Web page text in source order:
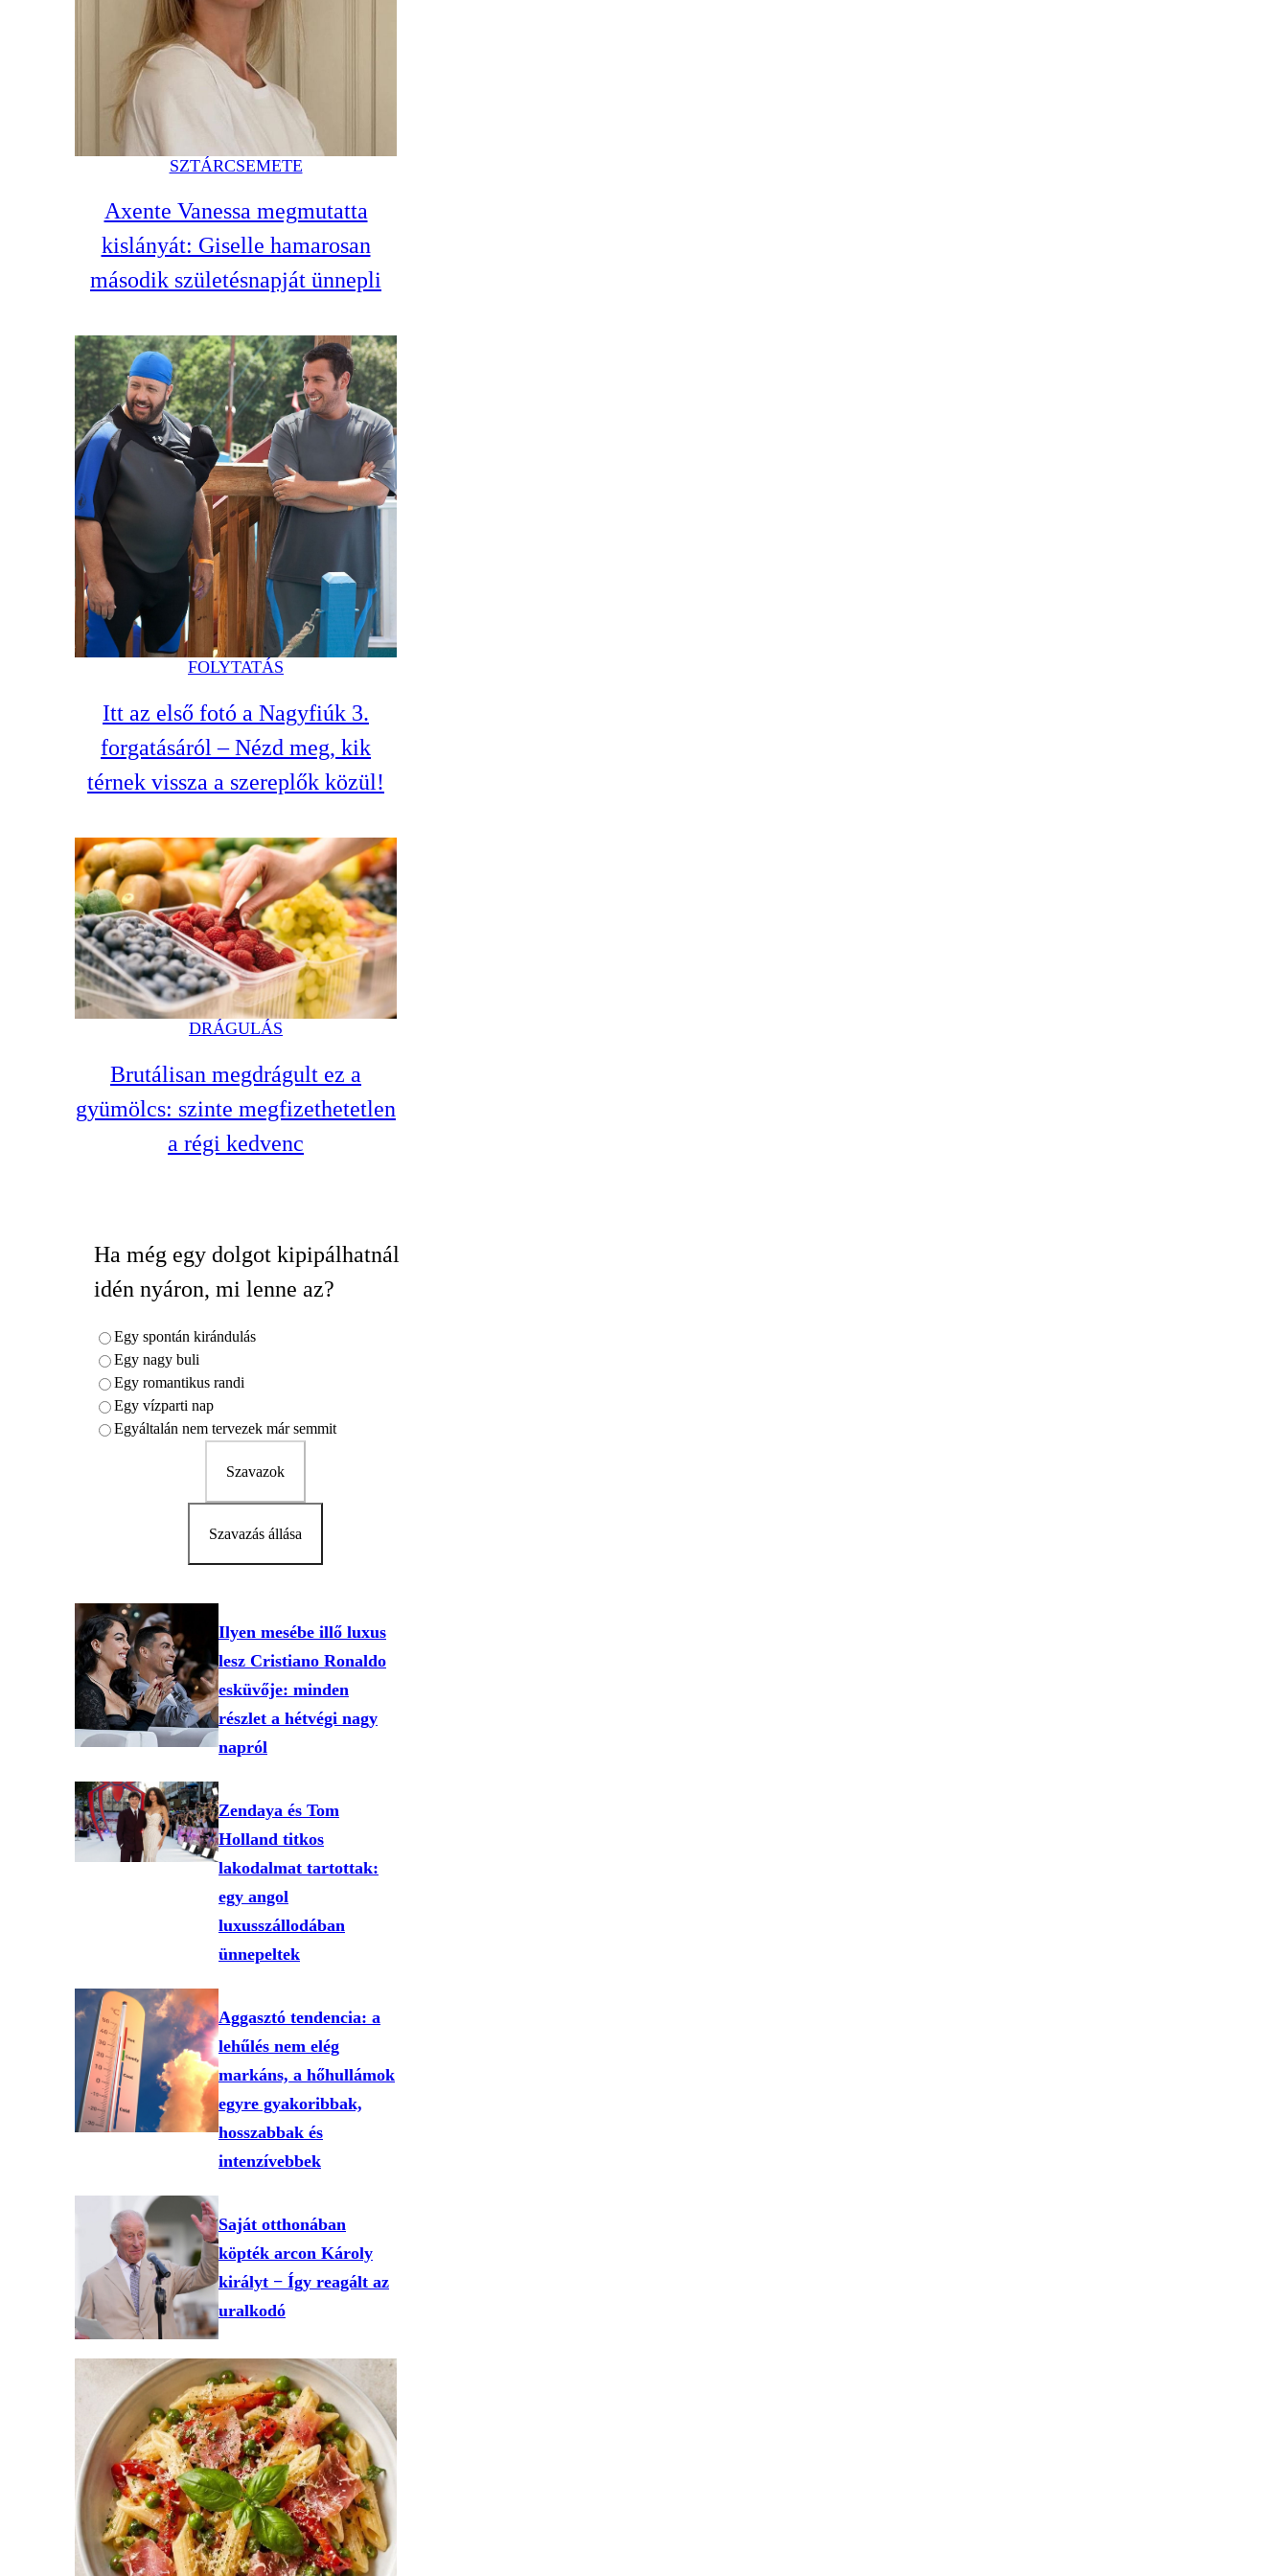
SZTÁRCSEMETE
Axente Vanessa megmutatta
kislányát: Giselle hamarosan
második születésnapját ünnepli
FOLYTATÁS
Itt az első fotó a Nagyfiúk 3.
forgatásáról – Nézd meg, kik
térnek vissza a szereplők közül!
DRÁGULÁS
Brutálisan megdrágult ez a
gyümölcs: szinte megfizethetetlen
a régi kedvenc
Ha még egy dolgot kipipálhatnál
idén nyáron, mi lenne az?
Egy spontán kirándulás
Egy nagy buli
Egy romantikus randi
Egy vízparti nap
Egyáltalán nem tervezek már semmit
Szavazok
Szavazás állása
Ilyen mesébe illő luxus
lesz Cristiano Ronaldo
esküvője: minden
részlet a hétvégi nagy
napról
Zendaya és Tom
Holland titkos
lakodalmat tartottak:
egy angol
luxusszállodában
ünnepeltek
Aggasztó tendencia: a
lehűlés nem elég
markáns, a hőhullámok
egyre gyakoribbak,
hosszabbak és
intenzívebbek
Saját otthonában
köpték arcon Károly
királyt − Így reagált az
uralkodó